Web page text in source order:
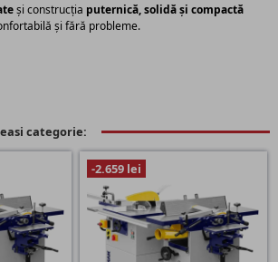
și construcția puternică, solidă și compactă
și fără probleme.
categorie:
-2.659 lei